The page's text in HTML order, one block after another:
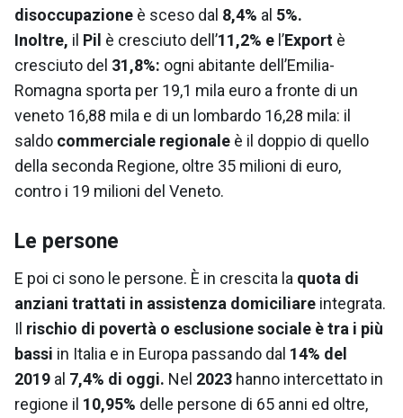
disoccupazione è sceso dal 8,4% al 5%.
Inoltre, il Pil è cresciuto dell’11,2% e l’Export è
cresciuto del 31,8%: ogni abitante dell’Emilia-
Romagna sporta per 19,1 mila euro a fronte di un
veneto 16,88 mila e di un lombardo 16,28 mila: il
saldo commerciale regionale è il doppio di quello
della seconda Regione, oltre 35 milioni di euro,
contro i 19 milioni del Veneto.
Le persone
E poi ci sono le persone. È in crescita la quota di
anziani trattati in assistenza domiciliare integrata.
Il rischio di povertà o esclusione sociale è tra i più
bassi in Italia e in Europa passando dal 14% del
2019 al 7,4% di oggi. Nel 2023 hanno intercettato in
regione il 10,95% delle persone di 65 anni ed oltre,